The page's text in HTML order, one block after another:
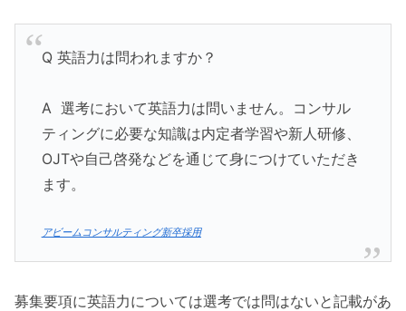
Q 英語力は問われますか？
A 選考において英語力は問いません。コンサル
ティングに必要な知識は内定者学習や新人研修、
OJTや自己啓発などを通じて身につけていただき
ます。
アビームコンサルティング新卒採用
募集要項に英語力については選考では問はないと記載があ